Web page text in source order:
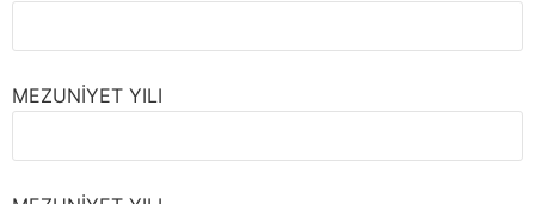
MEZUNİYET YILI